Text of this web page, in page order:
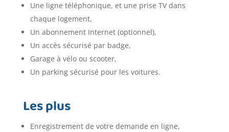
Une ligne téléphonique, et une prise TV dans
chaque logement,
Un abonnement Internet (optionnel),
Un accès sécurisé par badge,
Garage à vélo ou scooter,
Un parking sécurisé pour les voitures.
Les plus
Enregistrement de votre demande en ligne,